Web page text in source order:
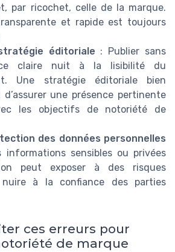
par ricochet, celle de la marque.
et rapide est toujours
éditoriale : Publier sans
claire nuit à la lisibilité du
Une stratégie éditoriale bien
une présence pertinente
les objectifs de notoriété de
des données personnelles
informations sensibles ou privées
peut exposer à des risques
à la confiance des parties
ces erreurs pour
de marque